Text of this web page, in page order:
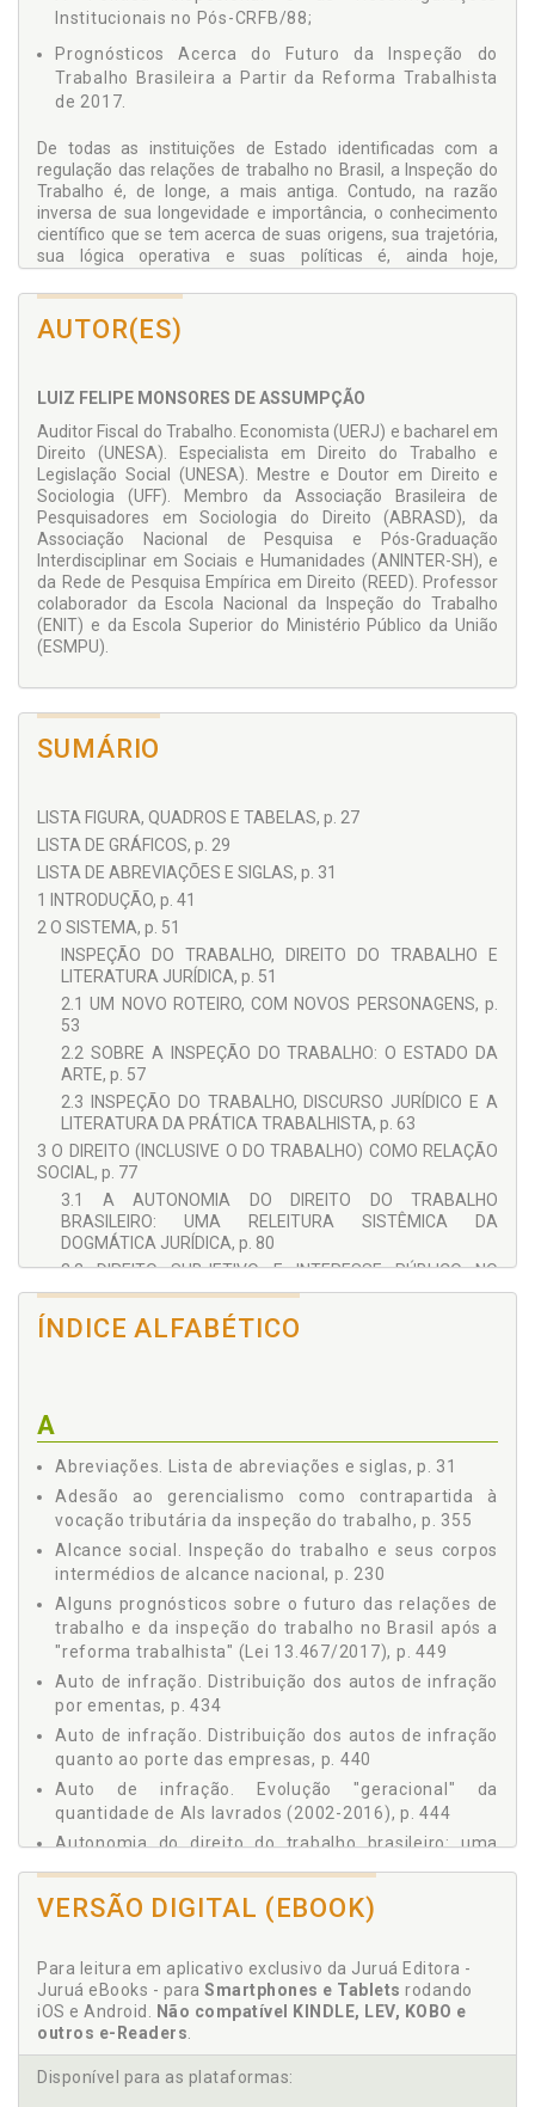
Institucionais no Pós-CRFB/88;
Prognósticos Acerca do Futuro da Inspeção do
Trabalho Brasileira a Partir da Reforma Trabalhista
de 2017.
De todas as instituições de Estado identificadas com a
regulação das relações de trabalho no Brasil, a Inspeção do
Trabalho é, de longe, a mais antiga. Contudo, na razão
inversa de sua longevidade e importância, o conhecimento
científico que se tem acerca de suas origens, sua trajetória,
sua lógica operativa e suas políticas é, ainda hoje,
trilha originalmente desbravada pelo Prof. Mannrich, no
A obra possui três segmentos distintos: o sistema, a história
e a política. No primeiro, analisamos teoricamente a relação
da inspeção trabalhista com o direito do trabalho. Enquanto
sistema social, investigamos sua lógica operativa e suas
conexões com o sistema político e econômico. No segundo
segmento, talvez o mais lúdico, temos o que é,
provavelmente, a mais detalhada historiografia da Inspeção
do Trabalho brasileira já elaborada, e que contempla sua(s)
história(s) de origem e seu trajeto regulatório até a CRFB/88.
O terceiro segmento se ocupa da política inspecional desde o
início dos anos 90, analisando-a sob o viés das
transformações do seu desenho institucional, dos ciclos
classista.
No epílogo, a obra ainda propõe alguns prognósticos sobre o
futuro da Inspeção do Trabalho brasileira, considerando os
AUTOR(ES)
LUIZ FELIPE MONSORES DE ASSUMPÇÃO
Auditor Fiscal do Trabalho. Economista (UERJ) e bacharel em
Direito (UNESA). Especialista em Direito do Trabalho e
Legislação Social (UNESA). Mestre e Doutor em Direito e
Sociologia (UFF). Membro da Associação Brasileira de
Pesquisadores em Sociologia do Direito (ABRASD), da
Associação Nacional de Pesquisa e Pós-Graduação
Interdisciplinar em Sociais e Humanidades (ANINTER-SH), e
da Rede de Pesquisa Empírica em Direito (REED). Professor
colaborador da Escola Nacional da Inspeção do Trabalho
(ENIT) e da Escola Superior do Ministério Público da União
(ESMPU).
SUMÁRIO
LISTA FIGURA, QUADROS E TABELAS, p. 27
LISTA DE GRÁFICOS, p. 29
LISTA DE ABREVIAÇÕES E SIGLAS, p. 31
1 INTRODUÇÃO, p. 41
2 O SISTEMA, p. 51
INSPEÇÃO DO TRABALHO, DIREITO DO TRABALHO E
LITERATURA JURÍDICA, p. 51
2.1 UM NOVO ROTEIRO, COM NOVOS PERSONAGENS, p.
53
2.2 SOBRE A INSPEÇÃO DO TRABALHO: O ESTADO DA
ARTE, p. 57
2.3 INSPEÇÃO DO TRABALHO, DISCURSO JURÍDICO E A
LITERATURA DA PRÁTICA TRABALHISTA, p. 63
3 O DIREITO (INCLUSIVE O DO TRABALHO) COMO RELAÇÃO
SOCIAL, p. 77
3.1 A AUTONOMIA DO DIREITO DO TRABALHO
BRASILEIRO: UMA RELEITURA SISTÊMICA DA
DOGMÁTICA JURÍDICA, p. 80
3.2 DIREITO SUBJETIVO E INTERESSE PÚBLICO NO
ÂMBITO DAS RELAÇÕES DE TRABALHO: DA DOGMÁTICA
JUSLABORALISTA AO FUNCIONALISMO SISTÊMICO, p. 89
3.3 INTERESSE PÚBLICO E AS NORMAS DE ´ORDEM
3.5 ESTADO, RELAÇÕES E INTERESSES JURÍDICOS
RESSIGNIFICADOS PELA PERSPECTIVA SISTÊMICA, p. 100
4 DIREITO DO TRABALHO: SOBRE PRINCÍPIOS GERAIS E
PRINCÍPIOS JURÍDICOS, p. 109
DO TRABALHO, p. 120
4.2 A INSPEÇÃO DO TRABALHO E O DIREITO
ADMINISTRATIVO DO TRABALHO, p. 137
5 A HISTÓRIA, p. 143
O PERCURSO HISTÓRICO DA INSPEÇÃO DO TRABALHO
BRASILEIRA, p. 143
5.1 AS VÁRIAS HISTÓRIAS DE ORIGEM DA INSPEÇÃO DO
TRABALHO BRASILEIRA, p. 145
6 UMA CRONOLOGIA COMENTADA DE NORMAS E FATOS
(1930-1989), p. 175
6.1 OS ANOS TRINTA, p. 176
6.2 OS ANOS QUARENTA, p. 185
6.4 OS ANOS SESSENTA, p. 191
6.5 OS ANOS SETENTA, p. 197
7 TRÊS REGISTROS HISTÓRICOS IMPORTANTES, p. 215
7.1 A DITADURA MILITAR E A INSPEÇÃO DO TRABALHO, p.
215
7.2 A INSPEÇÃO DO TRABALHO E SEUS CORPOS
INTERMÉDIOS DE ALCANCE NACIONAL, p. 230
ÍNDICE ALFABÉTICO
A
Abreviações. Lista de abreviações e siglas, p. 31
Adesão ao gerencialismo como contrapartida à
vocação tributária da inspeção do trabalho, p. 355
Alcance social. Inspeção do trabalho e seus corpos
intermédios de alcance nacional, p. 230
Alguns prognósticos sobre o futuro das relações de
trabalho e da inspeção do trabalho no Brasil após a
"reforma trabalhista" (Lei 13.467/2017), p. 449
Auto de infração. Distribuição dos autos de infração
por ementas, p. 434
Auto de infração. Distribuição dos autos de infração
quanto ao porte das empresas, p. 440
Auto de infração. Evolução "geracional" da
quantidade de AIs lavrados (2002-2016), p. 444
Autonomia do direito do trabalho brasileiro: uma
releitura sistêmica da dogmática jurídica, p. 80
C
Código Penal trabalhista denominado "ementário", p.
384
Conclusão. O que se pode concluir. Por enquanto, p.
463
Conflito trabalhista. Situando os conflitos
VERSÃO DIGITAL (EBOOK)
Para leitura em aplicativo exclusivo da Juruá Editora -
Juruá eBooks - para Smartphones e Tablets rodando
iOS e Android. Não compatível KINDLE, LEV, KOBO e
outros e-Readers.
Disponível para as plataformas: